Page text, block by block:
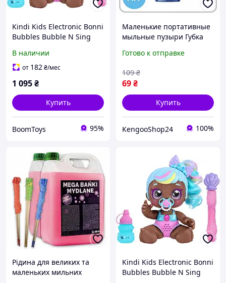
Kindi Kids Electronic Bonni
Bubbles Bubble N Sing
маленькая сестричка
В наличии
от 182₴/мес
1 095₴
Купить
BoomToys 95%
Маленькие портативные
мыльные пузыри Губка
детей Спанч Боб
Готово к отправке
69₴
109 ₴
Купить
KengooShop24 100%
Рідина для великих та
маленьких мильних
Kindi Kids Electronic Bonni
Bubbles Bubble N Sing